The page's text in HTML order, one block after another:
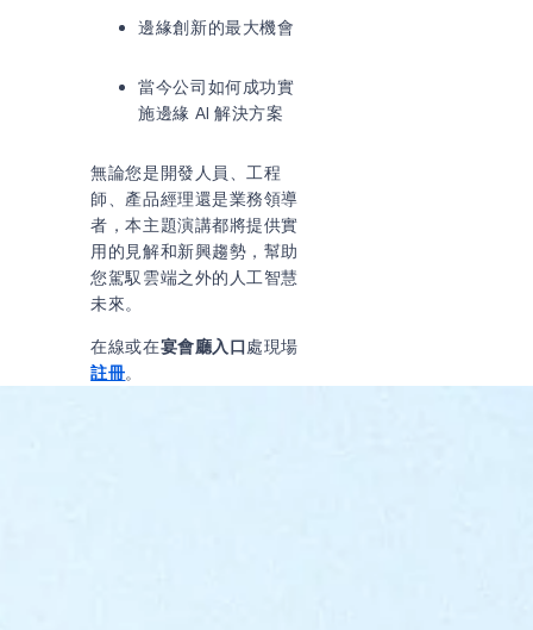
邊緣創新的最大機會
當今公司如何成功實
施邊緣 AI 解決方案
無論您是開發人員、工程
師、產品經理還是業務領導
者，本主題演講都將提供實
用的見解和新興趨勢，幫助
您駕馭雲端之外的人工智慧
未來。
在線或在宴會廳入口處現場
註冊。